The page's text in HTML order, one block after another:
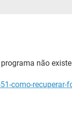
não
como-recuperar-